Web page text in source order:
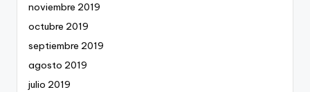
noviembre 2019
octubre 2019
septiembre 2019
agosto 2019
julio 2019